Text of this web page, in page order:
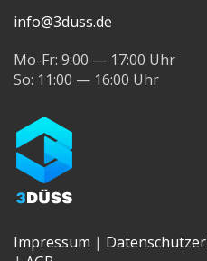
info@3duss.de
Mo-Fr: 9:00 — 17:00 Uhr
So: 11:00 — 16:00 Uhr
Impressum |